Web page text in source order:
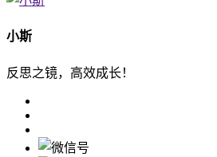
小斯
反思之镜，高效成长！